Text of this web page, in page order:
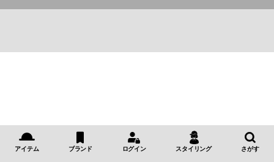
アイテム ブランド ログイン スタイリング さがす